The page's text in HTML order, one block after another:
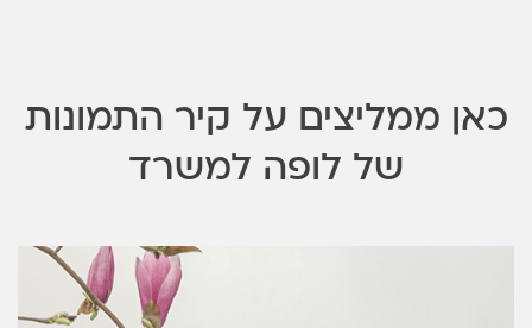
כאן ממליצים על קיר התמונות
של לופה למשרד